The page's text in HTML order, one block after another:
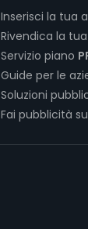
Inserisci la tua
Rivendica la
Servizio piano
Guide per le
Soluzioni
Fai pubblicità